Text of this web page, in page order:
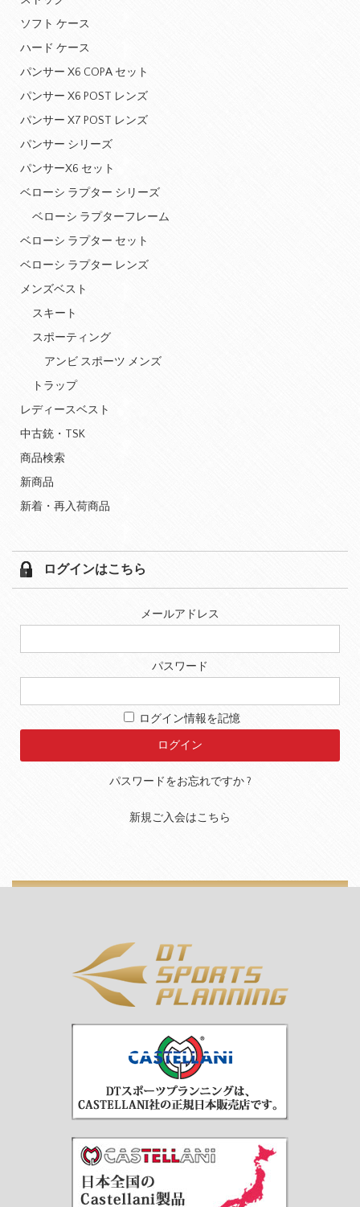
ソフト ケース
ハード ケース
パンサー X6 COPA セット
パンサー X6 POST レンズ
パンサー X7 POST レンズ
パンサー シリーズ
パンサーX6 セット
ベローシ ラプター シリーズ
ベローシ ラプターフレーム
ベローシ ラプター セット
ベローシ ラプター レンズ
メンズベスト
スキート
スポーティング
アンビ スポーツ メンズ
トラップ
レディースベスト
中古銃・TSK
商品検索
新商品
新着・再入荷商品
ログインはこちら
メールアドレス
パスワード
ログイン情報を記憶
パスワードをお忘れですか ?
新規ご入会はこちら